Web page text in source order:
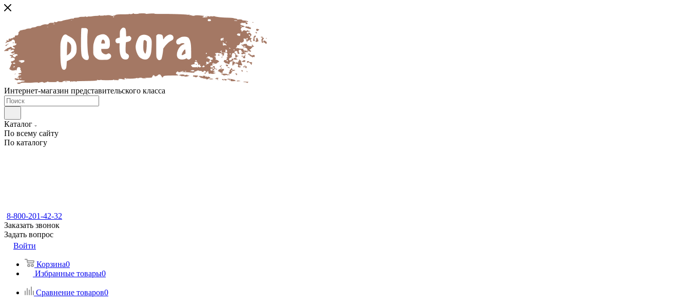
Интернет-магазин представительского класса
Каталог
По всему сайту
По каталогу
8-800-201-42-32
Заказать звонок
Задать вопрос
Войти
Корзина0
Избранные товары0
Сравнение товаров0